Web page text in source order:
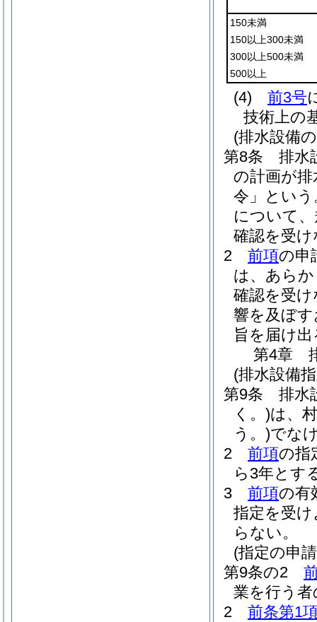
150未満
150以上300未満
300以上500未満
500以上
(4) 前3号
技術上の
(排水設備
第8条
排水
の計画が
令」という
について
確認を受
2
前項の申
は、あら
確認を受
響を及ぼ
旨を届け
第4章
(排水設備
第9条
排水
く。)は、
う。)でな
2
前項の指
ら3年とす
3
前項の有
指定を受
らない。
(指定の申
第9条の2
業を行う
2
前条第1